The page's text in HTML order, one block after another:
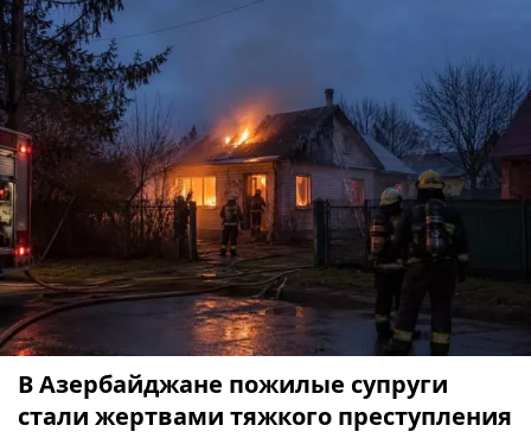
В Азербайджане пожилые супруги
стали жертвами тяжкого преступления